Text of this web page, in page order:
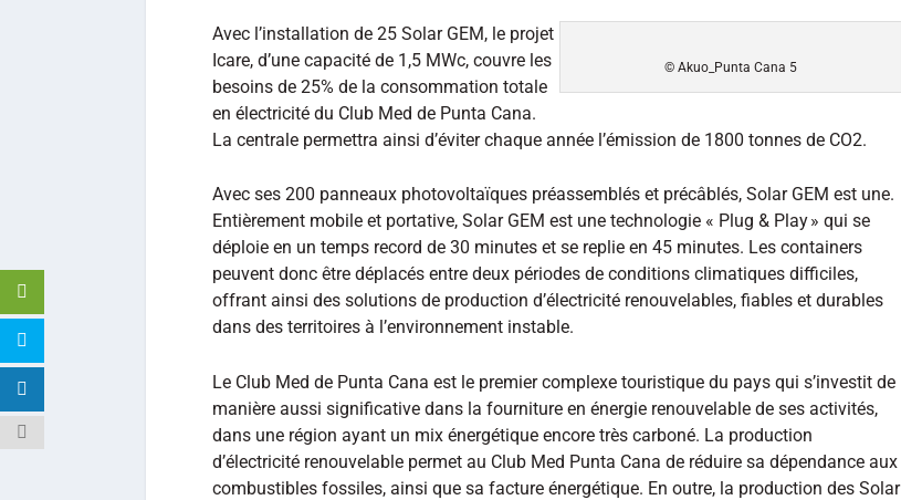
© Akuo_Punta Cana 5
Avec l’installation de 25 Solar GEM, le projet
Icare, d’une capacité de 1,5 MWc, couvre les
besoins de 25% de la consommation totale
en électricité du Club Med de Punta Cana.
La centrale permettra ainsi d’éviter chaque année l’émission de 1800 tonnes de CO2.
Avec ses 200 panneaux photovoltaïques préassemblés et précâblés, Solar GEM est une.
Entièrement mobile et portative, Solar GEM est une technologie « Plug & Play » qui se
déploie en un temps record de 30 minutes et se replie en 45 minutes. Les containers
peuvent donc être déplacés entre deux périodes de conditions climatiques difficiles,
offrant ainsi des solutions de production d’électricité renouvelables, fiables et durables
dans des territoires à l’environnement instable.
Le Club Med de Punta Cana est le premier complexe touristique du pays qui s’investit de
manière aussi significative dans la fourniture en énergie renouvelable de ses activités,
dans une région ayant un mix énergétique encore très carboné. La production
d’électricité renouvelable permet au Club Med Punta Cana de réduire sa dépendance aux
combustibles fossiles, ainsi que sa facture énergétique. En outre, la production des Solar